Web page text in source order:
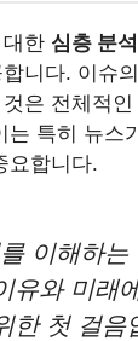
한 심층 분석
니다. 이슈
은 전체적
는 특히 뉴스
요합니다.
이해하는
유와 미래
한 첫 걸음